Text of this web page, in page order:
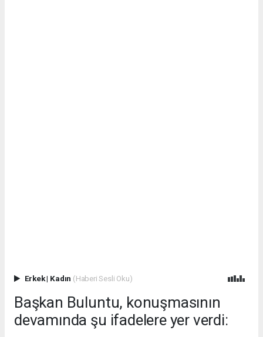
Erkek| Kadın (Haberi Sesli Oku)
Başkan Buluntu, konuşmasının
devamında şu ifadelere yer verdi: